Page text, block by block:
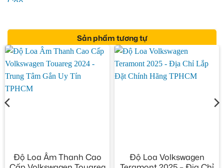
Sản phẩm tương tự
Độ Loa Âm Thanh Cao
Độ Loa Volkswagen